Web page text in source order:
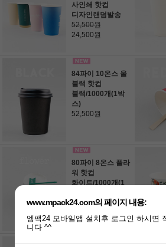
사인쇄 핫컵
디자인랜덤발송
52,500원
24,500원
84파이 10온스 올
블랙 핫컵
블랙/1000개(1박
스)
52,500원
80파이 8온스 플라
워 핫컵
화이트/1000개(1
56,000원
www.mpack24.com의 페이지 내용:
엠팩24 모바일앱 설치후 로그인 하시면
니다 ^^